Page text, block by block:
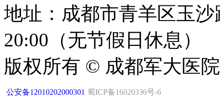
地址：成都市青羊区玉
20:00（无节假日休息）
版权所有 © 成都军大医
公安备12010202000301 蜀ICP备16020336号-6